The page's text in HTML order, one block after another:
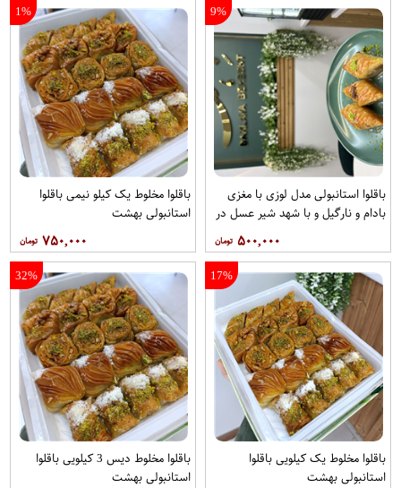
9%
باقلوا استانبولی مدل لوزی با مغزی
بادام و نارگیل و با شهد شیر عسل در
بسته یک‌کیلویی باقلوا استانبولی
بهشت
۵۰۰,۰۰۰
1%
باقلوا مخلوط یک کیلو نیمی باقلوا
استانبولی بهشت
۷۵۰,۰۰۰
17%
باقلوا مخلوط یک کیلویی باقلوا
استانبولی بهشت
32%
باقلوا مخلوط دیس 3 کیلویی باقلوا
استانبولی بهشت